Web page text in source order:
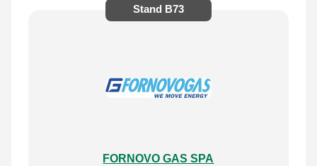
Stand B73
FORNOVO GAS SPA